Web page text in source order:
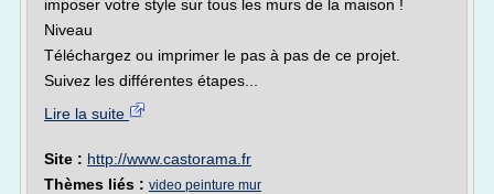
imposer votre style sur tous les murs de la maison !
Niveau
Téléchargez ou imprimer le pas à pas de ce projet.
Suivez les différentes étapes...
Lire la suite
Site : http://www.castorama.fr
Thèmes liés : video peinture mur